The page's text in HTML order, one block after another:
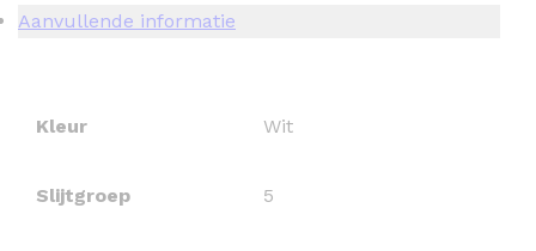
Aanvullende informatie
Kleur Wit
Slijtgroep 5